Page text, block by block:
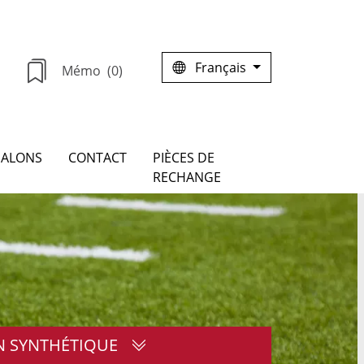
Mémo (0) Français
CONTACT
PIÈCES DE
RECHANGE
SYNTHÉTIQUE